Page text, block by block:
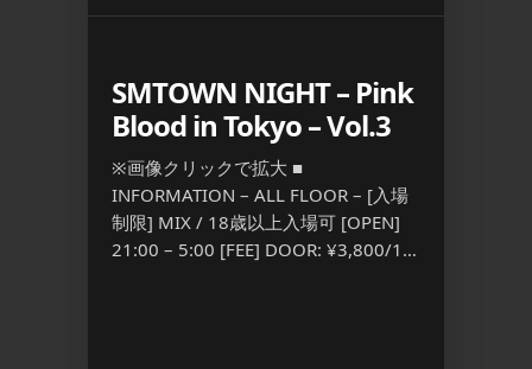
SMTOWN NIGHT – Pink
Blood in Tokyo – Vol.3
※画像クリックで拡大 ■
INFORMATION – ALL FLOOR – [入場
制限] MIX / 18歳以上入場可 [OPEN]
21:00 – 5:00 [FEE] DOOR: ¥3,800/1D